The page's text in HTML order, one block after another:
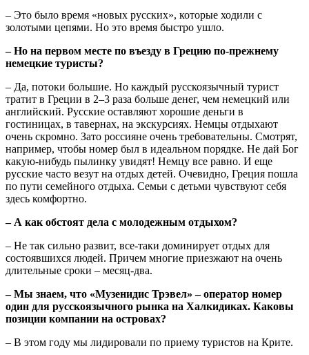
– Это было время «новых русских», которые ходили с
золотыми цепями. Но это время быстро ушло.
– Но на первом месте по въезду в Грецию по-прежнему
немецкие туристы?
– Да, потоки большие. Но каждый русскоязычный турист
тратит в Греции в 2–3 раза больше денег, чем немецкий или
английский. Русские оставляют хорошие деньги в
гостиницах, в тавернах, на экскурсиях. Немцы отдыхают
очень скромно. Зато россияне очень требовательны. Смотрят,
например, чтобы номер был в идеальном порядке. Не дай Бог
какую-нибудь пылинку увидят! Немцу все равно. И еще
русские часто везут на отдых детей. Очевидно, Греция пошла
по пути семейного отдыха. Семьи с детьми чувствуют себя
здесь комфортно.
– А как обстоят дела с молодежным отдыхом?
– Не так сильно развит, все-таки доминирует отдых для
состоявшихся людей. Причем многие приезжают на очень
длительные сроки – месяц-два.
– Мы знаем, что «Музенидис Трэвел» – оператор номер
один для русскоязычного рынка на Халкидиках. Каковы
позиции компании на островах?
– В этом году мы лидировали по приему туристов на Крите.